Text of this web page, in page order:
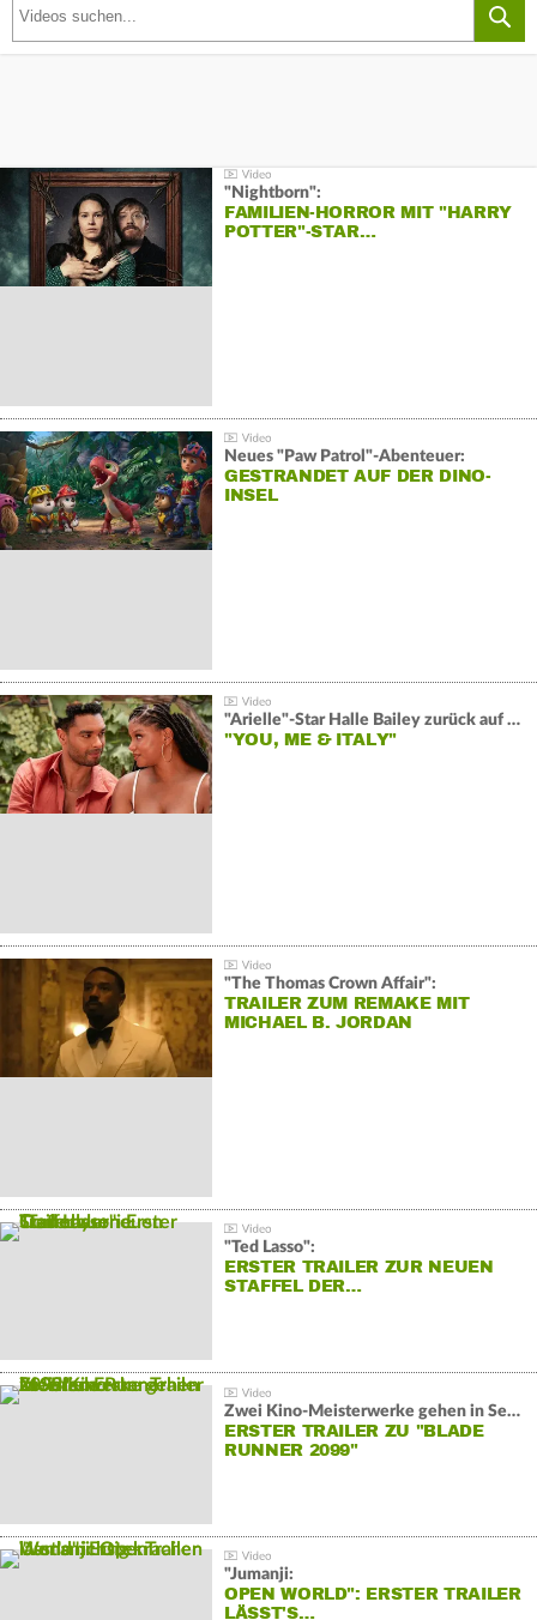
"Nightborn":
FAMILIEN-HORROR MIT "HARRY
POTTER"-STAR…
Neues "Paw Patrol"-Abenteuer:
GESTRANDET AUF DER DINO-
INSEL
"Arielle"-Star Halle Bailey zurück auf der Leinwand:
"YOU, ME & ITALY"
"The Thomas Crown Affair":
TRAILER ZUM REMAKE MIT
MICHAEL B. JORDAN
"Ted Lasso":
ERSTER TRAILER ZUR NEUEN
STAFFEL DER…
Zwei Kino-Meisterwerke gehen in Serie:
ERSTER TRAILER ZU "BLADE
RUNNER 2099"
"Jumanji:
OPEN WORLD": ERSTER TRAILER
LÄSST'S…